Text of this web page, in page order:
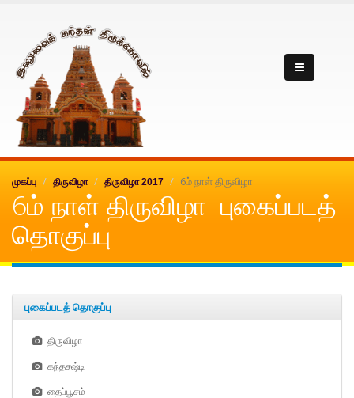
முகப்பு திருவிழா திருவிழா 2017 6ம் நாள் திருவிழா
6ம் நாள் திருவிழா புகைப்படத்
தொகுப்பு
புகைப்படத் தொகுப்பு
திருவிழா
கந்தசஷ்டி
தைப்பூசம்